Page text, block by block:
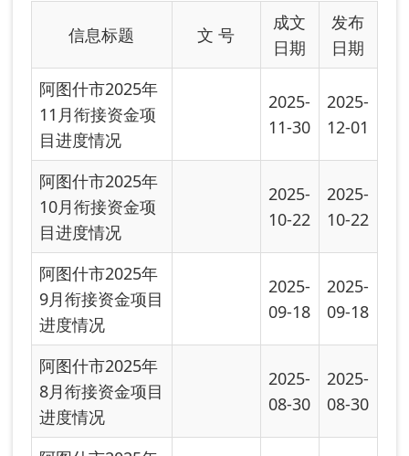
9月衔接资金项目
2025-
09-18
2025-
09-18
阿图什市2025年
8月衔接资金项目
进度情况
2025-
08-30
阿图什市2025年
7月衔接资金项目
进度情况
08-04
阿图什市2025年
6月衔接资金项目
进度情况
2025-
2025-
07-09
阿图什市2025年
5月衔接资金项目
进度情况
阿图什市2025年
4月衔接资金项目
2025-
04-11